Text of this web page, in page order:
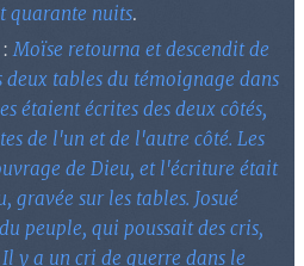
quarante nuits.
:Moïse retourna et descendit de
deux tables du témoignage dans
étaient écrites des deux côtés,
de l'un et de l'autre côté. Les
de Dieu, et l'écriture était
gravée sur les tables. Josué
peuple, qui poussait des cris,
y a un cri de guerre dans le